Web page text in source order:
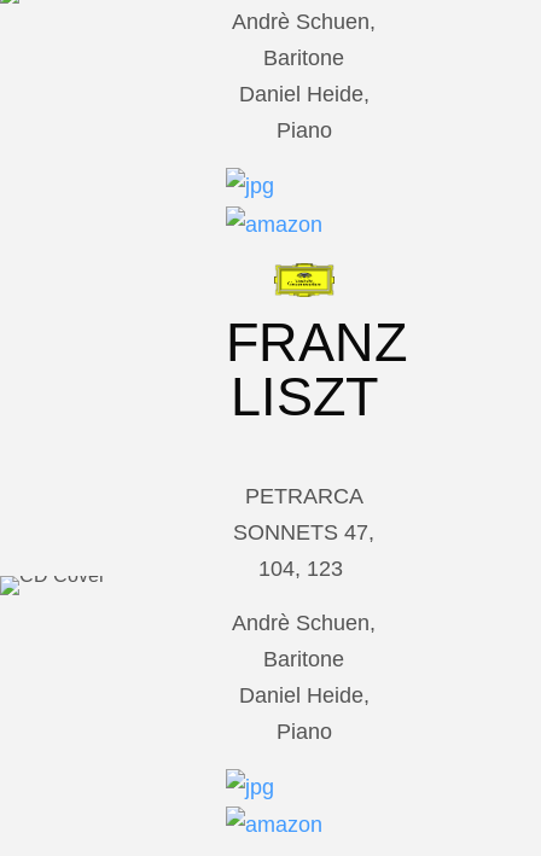
Andrè Schuen,
Baritone
Daniel Heide,
Piano
FRANZ
LISZT
PETRARCA
SONNETS 47,
104, 123
Andrè Schuen,
Baritone
Daniel Heide,
Piano